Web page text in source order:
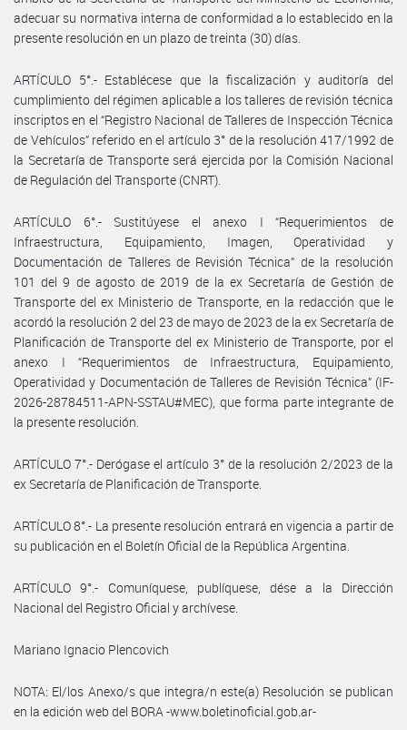
adecuar su normativa interna de conformidad a lo establecido en la
presente resolución en un plazo de treinta (30) días.
ARTÍCULO 5°.- Establécese que la fiscalización y auditoría del
cumplimiento del régimen aplicable a los talleres de revisión técnica
inscriptos en el “Registro Nacional de Talleres de Inspección Técnica
de Vehículos” referido en el artículo 3° de la resolución 417/1992 de
la Secretaría de Transporte será ejercida por la Comisión Nacional
de Regulación del Transporte (CNRT).
ARTÍCULO 6°.- Sustitúyese el anexo I “Requerimientos de
Infraestructura, Equipamiento, Imagen, Operatividad y
Documentación de Talleres de Revisión Técnica” de la resolución
101 del 9 de agosto de 2019 de la ex Secretaría de Gestión de
Transporte del ex Ministerio de Transporte, en la redacción que le
acordó la resolución 2 del 23 de mayo de 2023 de la ex Secretaría de
Planificación de Transporte del ex Ministerio de Transporte, por el
anexo I “Requerimientos de Infraestructura, Equipamiento,
Operatividad y Documentación de Talleres de Revisión Técnica” (IF-
2026-28784511-APN-SSTAU#MEC), que forma parte integrante de
la presente resolución.
ARTÍCULO 7°.- Derógase el artículo 3° de la resolución 2/2023 de la
ex Secretaría de Planificación de Transporte.
ARTÍCULO 8°.- La presente resolución entrará en vigencia a partir de
su publicación en el Boletín Oficial de la República Argentina.
ARTÍCULO 9°.- Comuníquese, publíquese, dése a la Dirección
Nacional del Registro Oficial y archívese.
Mariano Ignacio Plencovich
NOTA: El/los Anexo/s que integra/n este(a) Resolución se publican
en la edición web del BORA -www.boletinoficial.gob.ar-